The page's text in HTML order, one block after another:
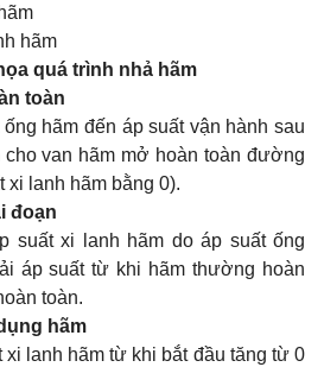
hãm
quá trình nhả hãm
toàn
hãm đến áp suất vận hành sau
cho van hãm mở hoàn toàn đường
xi lanh hãm bằng 0).
đoạn
suất xi lanh hãm do áp suất ống
áp suất từ khi hãm thường hoàn
toàn.
hãm
lanh hãm từ khi bắt đầu tăng từ 0